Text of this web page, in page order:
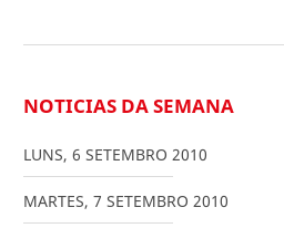
NOTICIAS DA SEMANA
LUNS, 6 SETEMBRO 2010
MARTES, 7 SETEMBRO 2010